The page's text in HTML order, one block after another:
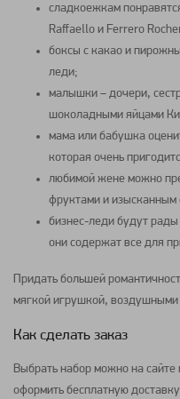
сладкоежкам
Raffaello и Ferrero
боксы с какао и
леди;
малышки – дочери,
шоколадными яйцами
мама или бабушка
которая очень
любимой жене можно
фруктами и изысканным
бизнес-леди будут
они содержат все для
Придать большей
мягкой игрушкой,
Как сделать заказ
Выбрать набор можно на сайте
оформить бесплатную